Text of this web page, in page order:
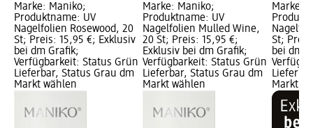
Marke: Maniko;
Produktname: UV
Nagelfolien Rosewood, 20
St; Preis: 15,95 €; Exklusiv
bei dm Grafik;
Verfügbarkeit: Status Grün
Lieferbar, Status Grau dm
Markt wählen
Marke: Maniko;
Produktname: UV
Nagelfolien Mulled Wine,
20 St; Preis: 15,95 €;
Exklusiv bei dm Grafik;
Verfügbarkeit: Status Grün
Lieferbar, Status Grau dm
Markt wählen
Marke:
St;
bei dm
Markt